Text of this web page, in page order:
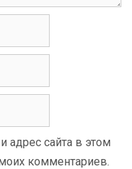
адрес сайта в этом
комментариев.